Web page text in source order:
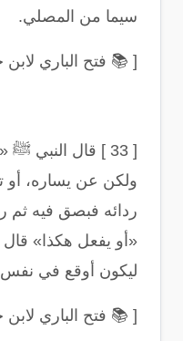
سيما من المصلي.
[
📚 فتح الباري لابن حجر
[ 33 ]
قال النبي ﷺ
ولكن عن يساره،
ردائه فبصق فيه
«أو يفعل هكذا» قال
ليكون أوقع في نفس
[
📚 فتح الباري لابن حجر